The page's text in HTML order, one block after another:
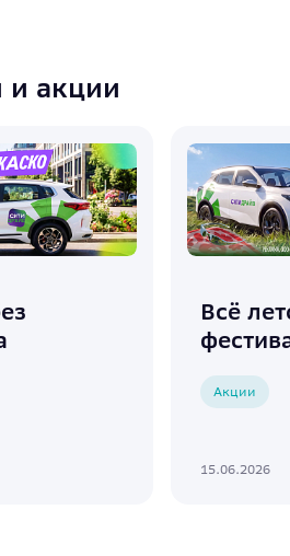
и акции
Всё
15.06.2026
Акции